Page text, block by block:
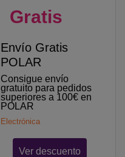
Gratis
Envío Gratis
POLAR
Consigue envío
gratuito para pedidos
superiores a 100€ en
POLAR
Electrónica
Ver descuento